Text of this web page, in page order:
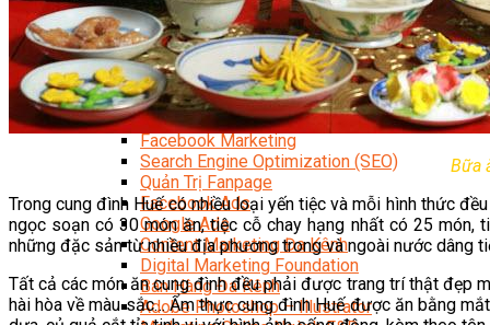
Marketing
Digital Marketing
Giám Đốc Digital Marketing
Chuyên Viên Social Media
Tiktok Marketing – Tiktok Ads
Thương Mại Điện Tử – Kinh Doanh Thực
Facebook Marketing
Search Engine Optimization (SEO)
Quản Trị Fanpage
Facebook Ads
Google Ads
Content Marketing Đa Kênh
Digital Marketing Foundation
Bán Hàng Đa Kênh
Adobe Photoshop – Illustrator
Bữa
Trong cung đình Huế có nhiều loại yến tiệc và mỗi hình thức
ngọc soạn có 30 món ăn, tiệc cỗ chay hạng nhất có 25 món,
những đặc sản từ nhiều địa phương trong và ngoài nước dâng
Tất cả các món ăn cung đình đều phải được trang trí thật đẹp
hài hòa về màu sắc… Ẩm thực cung đình Huế được ăn bằng